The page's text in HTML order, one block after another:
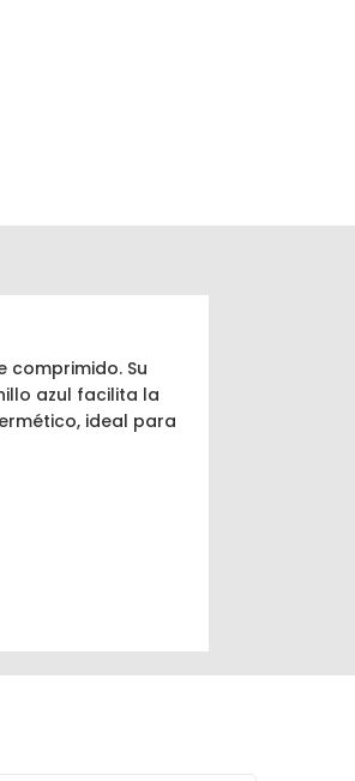
comprimido. Su
azul facilita la
ideal para